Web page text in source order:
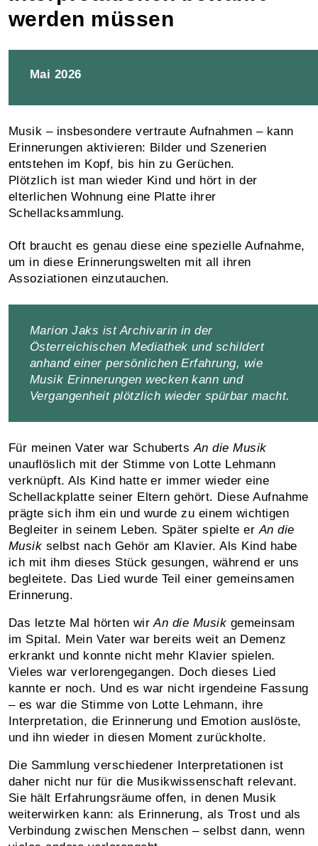
werden müssen
Mai 2026
Musik – insbesondere vertraute Aufnahmen – kann
Erinnerungen aktivieren: Bilder und Szenerien
entstehen im Kopf, bis hin zu Gerüchen.
Plötzlich ist man wieder Kind und hört in der
elterlichen Wohnung eine Platte ihrer
Schellacksammlung.
Oft braucht es genau diese eine spezielle Aufnahme,
um in diese Erinnerungswelten mit all ihren
Assoziationen einzutauchen.
Marion Jaks ist Archivarin in der
Österreichischen Mediathek und schildert
anhand einer persönlichen Erfahrung, wie
Musik Erinnerungen wecken kann und
Vergangenheit plötzlich wieder spürbar macht.
Für meinen Vater war SchubertsAn die Musik
unauflöslich mit der Stimme von Lotte Lehmann
verknüpft. Als Kind hatte er immer wieder eine
Schellackplatte seiner Eltern gehört. Diese Aufnahme
prägte sich ihm ein und wurde zu einem wichtigen
Begleiter in seinem Leben. Später spielte erAn die
Musik selbst nach Gehör am Klavier. Als Kind habe
ich mit ihm dieses Stück gesungen, während er uns
begleitete. Das Lied wurde Teil einer gemeinsamen
Erinnerung.
Das letzte Mal hörten wirAn die Musik gemeinsam
im Spital. Mein Vater war bereits weit an Demenz
erkrankt und konnte nicht mehr Klavier spielen.
Vieles war verlorengegangen. Doch dieses Lied
kannte er noch. Und es war nicht irgendeine Fassung
– es war die Stimme von Lotte Lehmann, ihre
Interpretation, die Erinnerung und Emotion auslöste,
und ihn wieder in diesen Moment zurückholte.
Die Sammlung verschiedener Interpretationen ist
daher nicht nur für die Musikwissenschaft relevant.
Sie hält Erfahrungsräume offen, in denen Musik
weiterwirken kann: als Erinnerung, als Trost und als
Verbindung zwischen Menschen – selbst dann, wenn